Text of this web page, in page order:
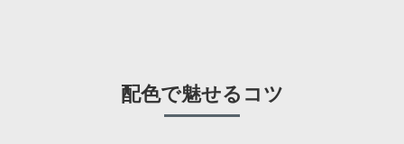
配色で魅せるコツ